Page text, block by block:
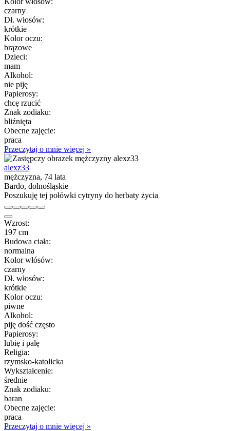
czarny
Dł. włosów:
krótkie
Kolor oczu:
brązowe
Dzieci:
mam
Alkohol:
nie piję
Papierosy:
chcę rzucić
Znak zodiaku:
bliźnięta
Obecne zajęcie:
praca
Przeczytaj o mnie więcej »
alexz33
mężczyzna, 74 lata
Bardo, dolnośląskie
Poszukuję tej połówki cytryny do herbaty życia
Wzrost:
197 cm
Budowa ciała:
normalna
Kolor włósów:
czarny
Dł. włosów:
krótkie
Kolor oczu:
piwne
Alkohol:
piję dość często
Papierosy:
lubię i palę
Religia:
rzymsko-katolicka
Wykształcenie:
średnie
Znak zodiaku:
baran
Obecne zajęcie:
praca
Przeczytaj o mnie więcej »